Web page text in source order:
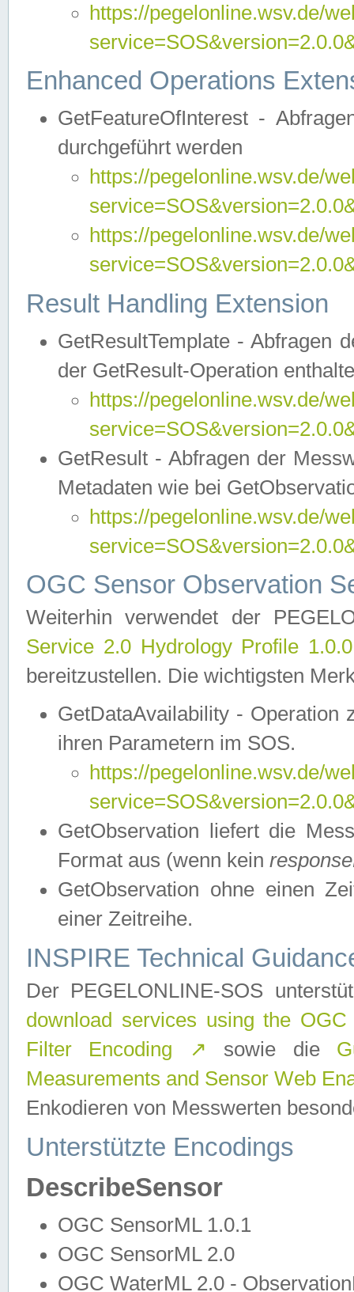
https://pegelonline.wsv.de/
Enhanced Operations
GetFeatureOfInterest -
durchgeführt werden
https://pegelonline.wsv.de/
https://pegelonline.wsv.de/
Result Handling Extension
GetResultTemplate - Abfragen
der GetResult-Operation
https://pegelonline.wsv.de/
GetResult - Abfragen der
Metadaten wie bei
https://pegelonline.wsv.de/
OGC Sensor Observation
Weiterhin verwendet der
Service 2.0 Hydrology Profile
bereitzustellen. Die wichtigsten
GetDataAvailability - Operation
ihren Parametern im SOS.
https://pegelonline.wsv.de/
GetObservation liefert die
Format aus (wenn kein
GetObservation ohne einen
einer Zeitreihe.
INSPIRE Technical
Der PEGELONLINE-SOS
download services using the
Filter Encoding
↗ sowie die
Measurements and Sensor Web
Enkodieren von Messwerten
Unterstützte Encodings
DescribeSensor
OGC SensorML 1.0.1
OGC SensorML 2.0
OGC WaterML 2.0 -